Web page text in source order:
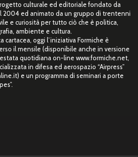
culturale ed editoriale fondato da
2004 ed animato da un gruppo di trentenni
e curiosità per tutto ciò che è politica,
ambiente e cultura.
cartacea, oggi l’iniziativa Formiche è
il mensile (disponibile anche in versione
quotidiana on-line www.formiche.net,
in difesa ed aerospazio “Airpress”
e un programma di seminari a porte